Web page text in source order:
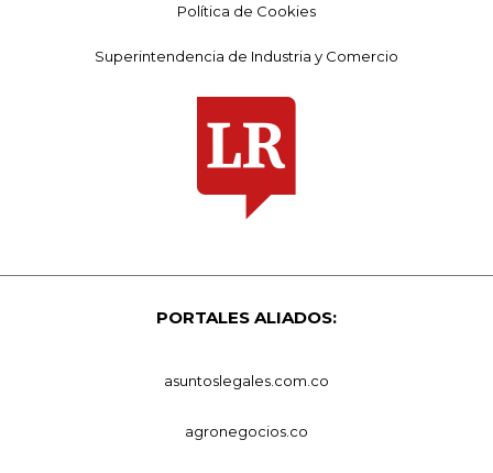
Política de Cookies
Superintendencia de Industria y Comercio
PORTALES ALIADOS:
asuntoslegales.com.co
agronegocios.co